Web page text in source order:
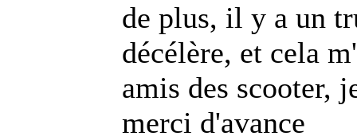
de plus, il y a un
décélère, et cela
amis des scooter,
merci d'avance